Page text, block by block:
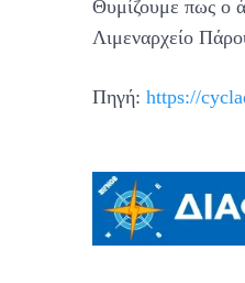
Θυμίζουμε πως ο
Λιμεναρχείο
Πηγή: https://